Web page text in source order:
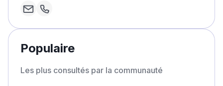
Populaire
Les plus consultés par la communauté